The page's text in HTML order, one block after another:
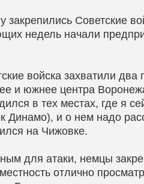
закрепились Советские
недель начали
войска захватили
и южнее центра
в тех местах, где я
и о нем надо
на Чижовке.
для атаки, немцы
отлично